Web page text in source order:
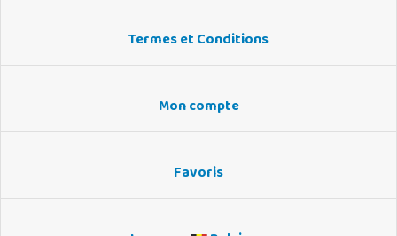
Termes et Conditions
Mon compte
Favoris